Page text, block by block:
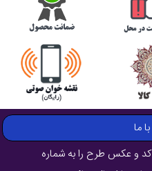
ما
و عکس طرح را به شماره